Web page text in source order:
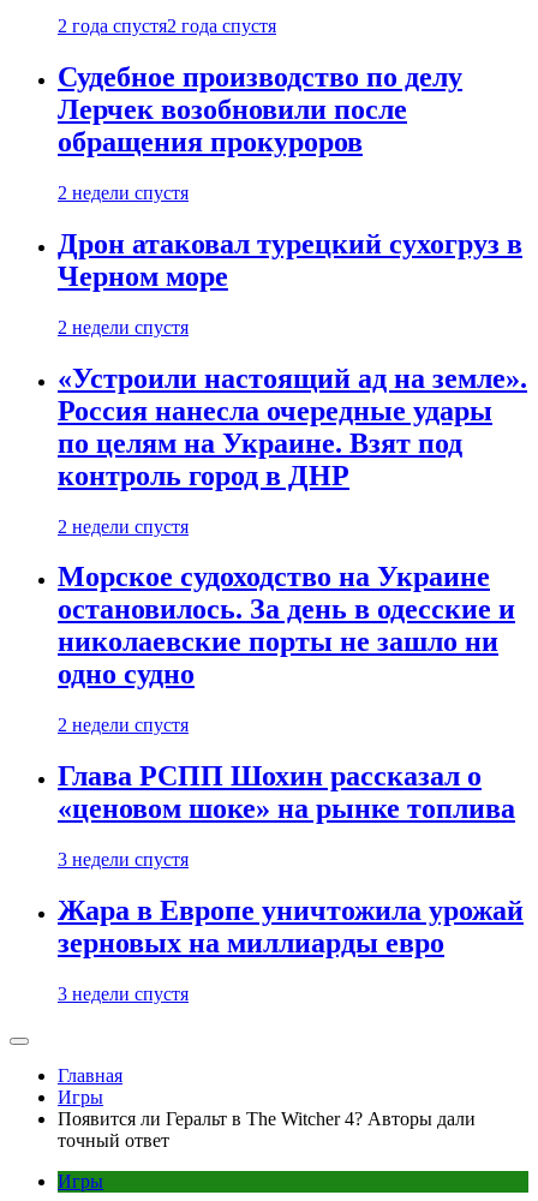
2 года спустя2 года спустя
Судебное производство по делу
Лерчек возобновили после
обращения прокуроров
2 недели спустя
Дрон атаковал турецкий сухогруз в
Черном море
2 недели спустя
«Устроили настоящий ад на земле».
Россия нанесла очередные удары
по целям на Украине. Взят под
контроль город в ДНР
2 недели спустя
Морское судоходство на Украине
остановилось. За день в одесские и
николаевские порты не зашло ни
одно судно
2 недели спустя
Глава РСПП Шохин рассказал о
«ценовом шоке» на рынке топлива
3 недели спустя
Жара в Европе уничтожила урожай
зерновых на миллиарды евро
3 недели спустя
Главная
Игры
Появится ли Геральт в The Witcher 4? Авторы дали
точный ответ
Игры